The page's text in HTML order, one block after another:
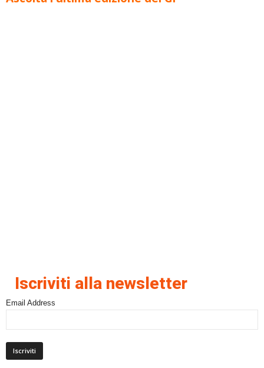
Iscriviti alla newsletter
Email Address